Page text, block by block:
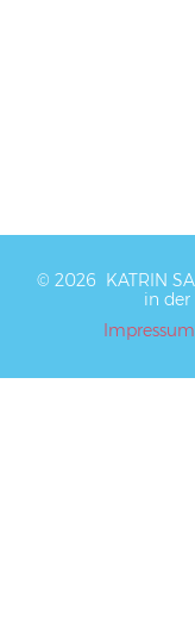
© 2026 KATRIN
in der
Impressum